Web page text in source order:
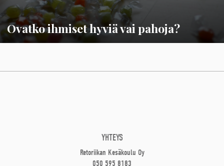
Ovatko ihmiset hyviä vai pahoja?
YHTEYS
Retoriikan Kesäkoulu Oy
050 595 8183